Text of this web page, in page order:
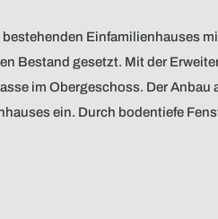
Einfamilienhauses
Bestand gesetzt. Mit der
im Obergeschoss. Der
ein. Durch bodentiefe